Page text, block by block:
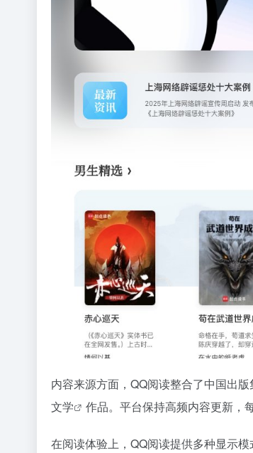
内容来源方面，QQ阅读整合了中国出
文学
作品。平台保持高频内容更新，
在阅读体验上，QQ阅读提供多种显示